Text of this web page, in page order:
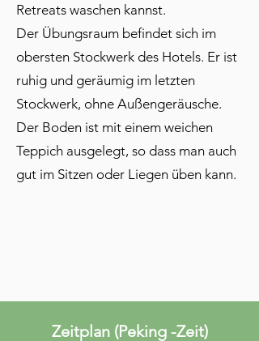
Retreats waschen kannst.
Der Übungsraum befindet sich im
obersten Stockwerk des Hotels. Er ist
ruhig und geräumig im letzten
Stockwerk, ohne Außengeräusche.
Der Boden ist mit einem weichen
Teppich ausgelegt, so dass man auch
gut im Sitzen oder Liegen üben kann.
Zeitplan (Peking -Zeit)